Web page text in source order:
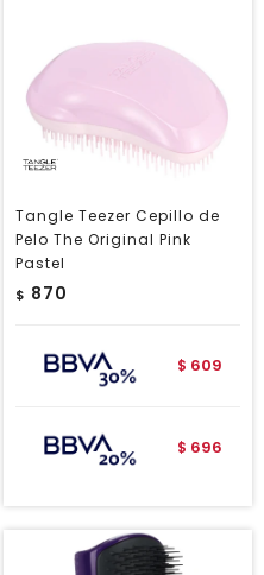
Tangle Teezer Cepillo de
Pelo The Original Pink
Pastel
$ 870
$ 609
$ 696